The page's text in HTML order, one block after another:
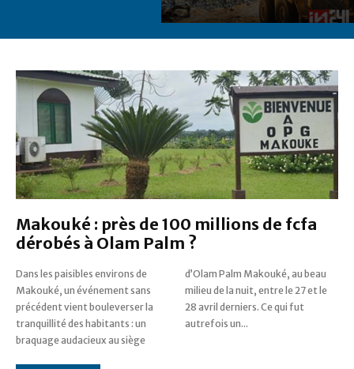
Makouké : près de 100 millions de fcfa
dérobés à Olam Palm ?
Dans les paisibles environs de
Makouké, un événement sans
précédent vient bouleverser la
tranquillité des habitants : un
braquage audacieux au siège
d’Olam Palm Makouké, au beau
milieu de la nuit, entre le 27 et le
28 avril derniers. Ce qui fut
autrefois un...